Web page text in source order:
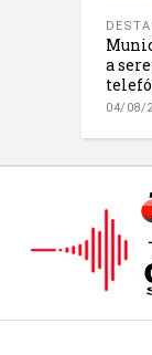
a
04/08/